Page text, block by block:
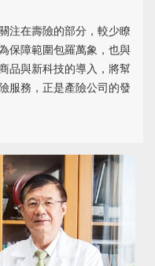
注在壽險的部分，較少瞭
保障範圍包羅萬象，也與
品與新科技的導入，將幫
服務，正是產險公司的發